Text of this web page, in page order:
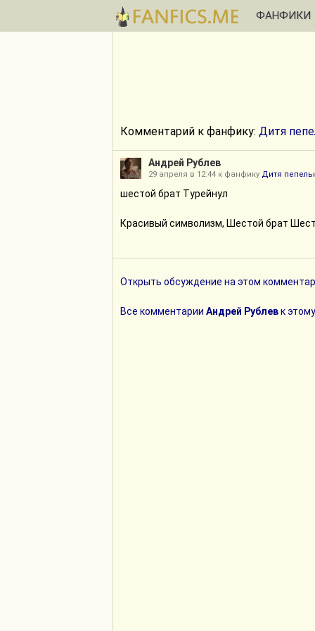
ФАНФИКИ
Комментарий к фанфику: Дитя
Андрей Рублев
29 апреля в 12:44 к фанфику Дитя
шестой брат Турейнул
Красивый символизм, Шестой брат
Открыть обсуждение на этом
Все комментарии Андрей Рублевк